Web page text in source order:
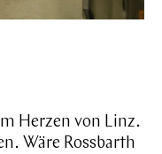
Herzen von Linz.
Wäre Rossbarth